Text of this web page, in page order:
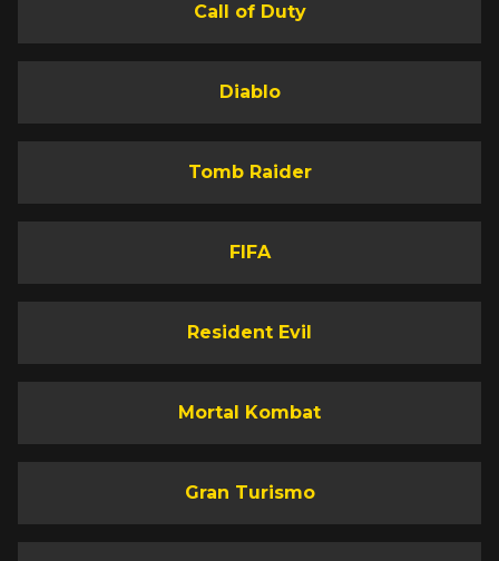
Call of Duty
Diablo
Tomb Raider
FIFA
Resident Evil
Mortal Kombat
Gran Turismo